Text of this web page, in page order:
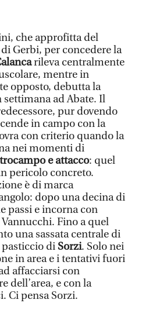
che approfitta del
Gerbi, per concedere la
rileva centralmente
mentre in
opposto, debutta la
ad Abate. Il
pur dovendo
in campo con la
con criterio quando la
nei momenti di
e attacco: quel
pericolo concreto.
è di marca
dopo una decina di
passi e incorna con
Fino a quel
una sassata centrale di
di Sorzi. Solo nei
in area e i tentativi fuori
affacciarsi con
dell’area, e con la
Ci pensa Sorzi.